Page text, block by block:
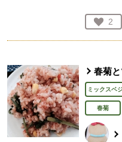
お
2
人
春菊
ミックスベ
春菊